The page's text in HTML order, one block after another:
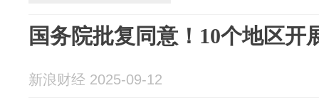
国务院批复同意！10个地区开
新浪财经 2025-09-12